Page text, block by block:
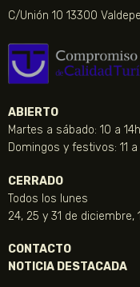
C/Unión 10 13300
ABIERTO
Martes a sábado: 10 a
Domingos y festivos: 11 a
CERRADO
Todos los lunes
24, 25 y 31 de diciembre,
CONTACTO
NOTICIA DESTACADA